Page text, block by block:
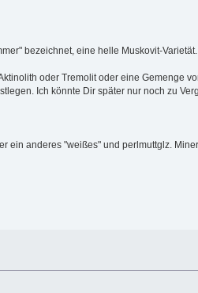
bezeichnet, eine helle Muskovit-
oder Tremolit oder eine Gemenge
Ich könnte Dir später nur noch zu
ein anderes "weißes" und perlmuttglz.